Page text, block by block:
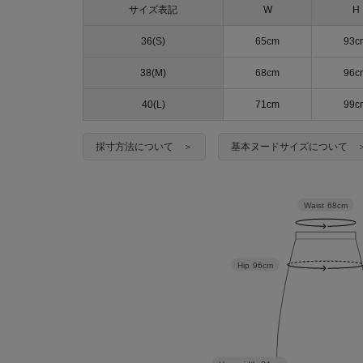
サイズ表記 W H
36(S) 65cm
38(M) 68cm
40(L) 71cm
採寸方法について ＞ 基本ヌードサイズについて
Hip 96cm
Waist 68cm